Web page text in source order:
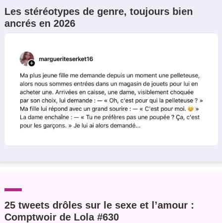
Les stéréotypes de genre, toujours bien
ancrés en 2026
25 tweets drôles sur le sexe et l’amour :
Comptwoir de Lola #630